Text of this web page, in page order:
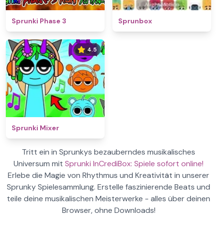
Sprunki Phase 3 Sprunbox
4.5
Sprunki Mixer
Tritt ein in Sprunkys bezauberndes musikalisches
Universum mit Sprunki InCrediBox: Spiele sofort online!
Erlebe die Magie von Rhythmus und Kreativität in unserer
Sprunky Spielesammlung. Erstelle faszinierende Beats und
teile deine musikalischen Meisterwerke - alles über deinen
Browser, ohne Downloads!